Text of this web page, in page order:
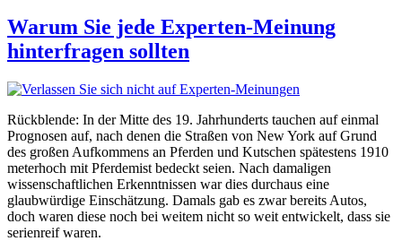
Warum Sie jede Experten-Meinung
hinterfragen sollten
Rückblende: In der Mitte des 19. Jahrhunderts tauchen auf einmal
Prognosen auf, nach denen die Straßen von New York auf Grund
des großen Aufkommens an Pferden und Kutschen spätestens 1910
meterhoch mit Pferdemist bedeckt seien. Nach damaligen
wissenschaftlichen Erkenntnissen war dies durchaus eine
glaubwürdige Einschätzung. Damals gab es zwar bereits Autos,
doch waren diese noch bei weitem nicht so weit entwickelt, dass sie
serienreif waren.